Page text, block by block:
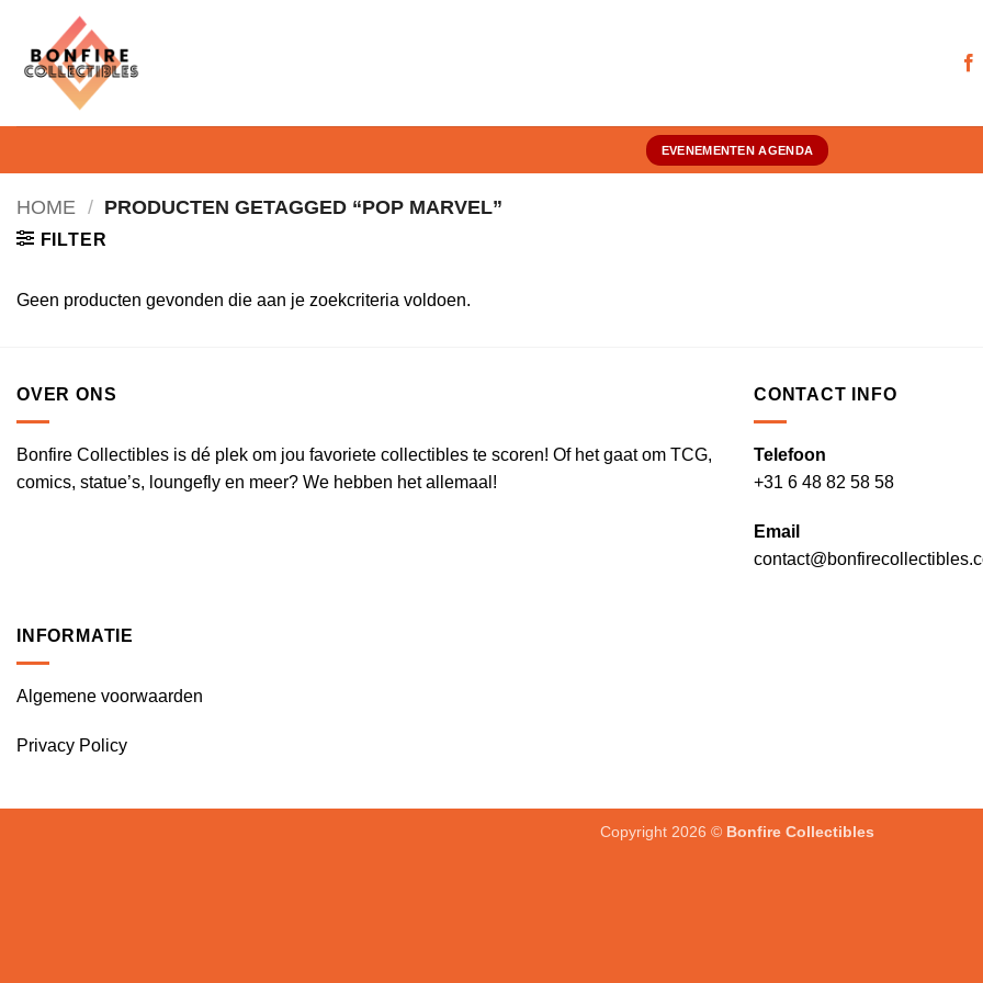
inhoud
EVENEMENTEN AGENDA
HOME / PRODUCTEN GETAGGED “POP MARVEL”
FILTER
Geen producten gevonden die aan je zoekcriteria voldoen.
OVER ONS
Bonfire Collectibles is dé plek om jou favoriete collectibles te scoren! Of het gaat om TCG,
comics, statue’s, loungefly en meer? We hebben het allemaal!
CONTACT INFO
Telefoon
+31 6 48 82 58 58
Email
INFORMATIE
Algemene voorwaarden
Privacy Policy
Copyright 2026 © Bonfire Collectibles